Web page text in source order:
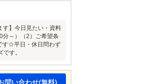
す】今日見たい・資料
～）（2）ご希望条
す☆平日・休日問わず
す。
問い合わせ(無料)